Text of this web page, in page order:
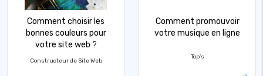
Comment choisir les
bonnes couleurs pour
votre site web ?
Constructeur de Site Web
Comment promouvoir
votre musique en ligne
Top's